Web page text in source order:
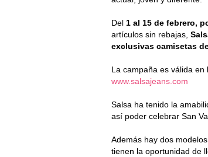
Del 1 al 15 de febrero,
artículos sin rebajas,
exclusivas camisetas
La campaña es válida en
www.salsajeans.com
Salsa ha tenido la
así poder celebrar San
Además hay dos
tienen la oportunidad de